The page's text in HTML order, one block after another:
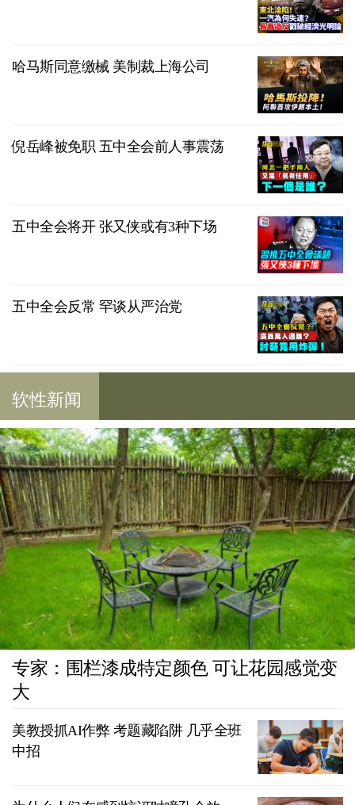
哈马斯同意缴械 美制裁上海公司
倪岳峰被免职 五中全会前人事震荡
五中全会将开 张又侠或有3种下场
五中全会反常 罕谈从严治党
软性新闻
专家：围栏漆成特定颜色 可让花园感觉变
大
美教授抓AI作弊 考题藏陷阱 几乎全班
中招